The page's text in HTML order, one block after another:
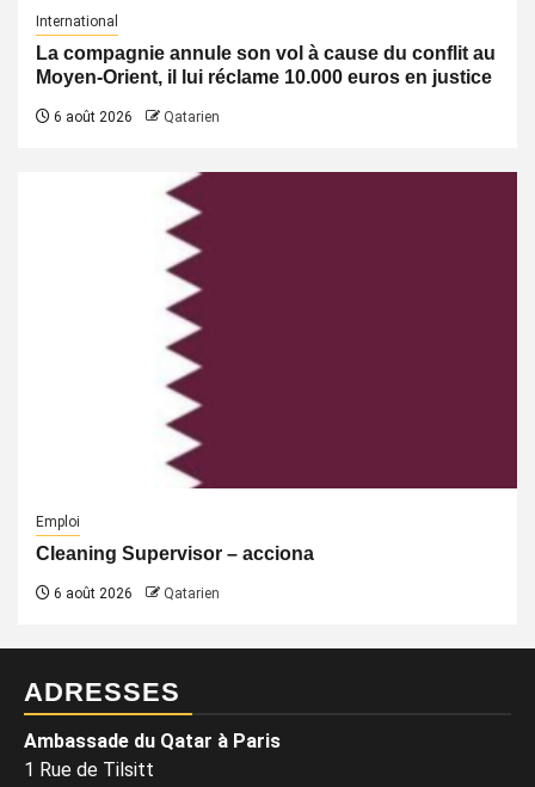
International
La compagnie annule son vol à cause du conflit au
Moyen-Orient, il lui réclame 10.000 euros en justice
6 août 2026 Qatarien
Emploi
Cleaning Supervisor – acciona
6 août 2026 Qatarien
ADRESSES
Ambassade du Qatar à Paris
1 Rue de Tilsitt